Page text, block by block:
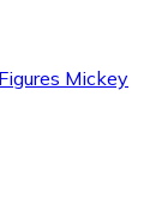
Mickey